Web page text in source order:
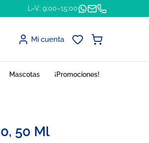
L–V: 9:00–15:00
Mi cuenta
Mascotas ¡Promociones!
50 Ml